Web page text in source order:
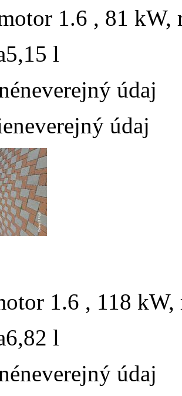
1.6 , 81 kW,
5,15 l
neverejný údaj
neverejný údaj
1.6 , 118 kW,
6,82 l
neverejný údaj